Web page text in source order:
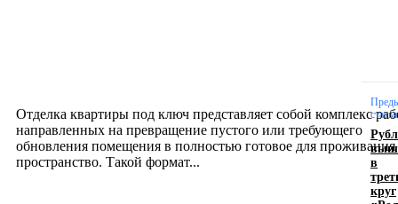
Отделка квартиры под ключ представляет собой комплекс
направленных на превращение пустого или требующего
обновления помещения в полностью готовое для проживания
пространство. Такой формат...
статья
в
круг